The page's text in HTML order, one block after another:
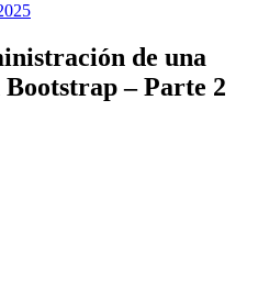
de una
– Parte 2